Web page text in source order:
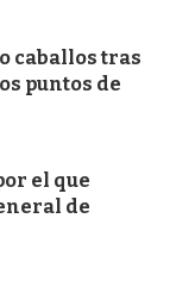
caballos tras
puntos de
el que
de